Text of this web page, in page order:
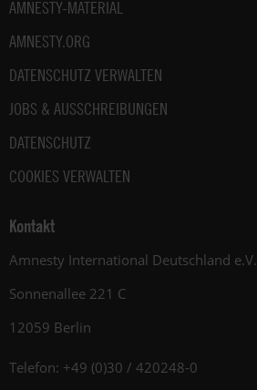
AMNESTY-MATERIAL
AMNESTY.ORG
DATENSCHUTZ VERWALTEN
JOBS & AUSSCHREIBUNGEN
DATENSCHUTZ
COOKIES VERWALTEN
Kontakt
Amnesty International Deutschland e.V.
Sonnenallee 221 C
12059 Berlin
Telefon: +49 (0)30 / 420248-0